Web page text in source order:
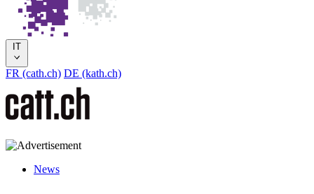
IT
FR (cath.ch) DE (kath.ch)
News